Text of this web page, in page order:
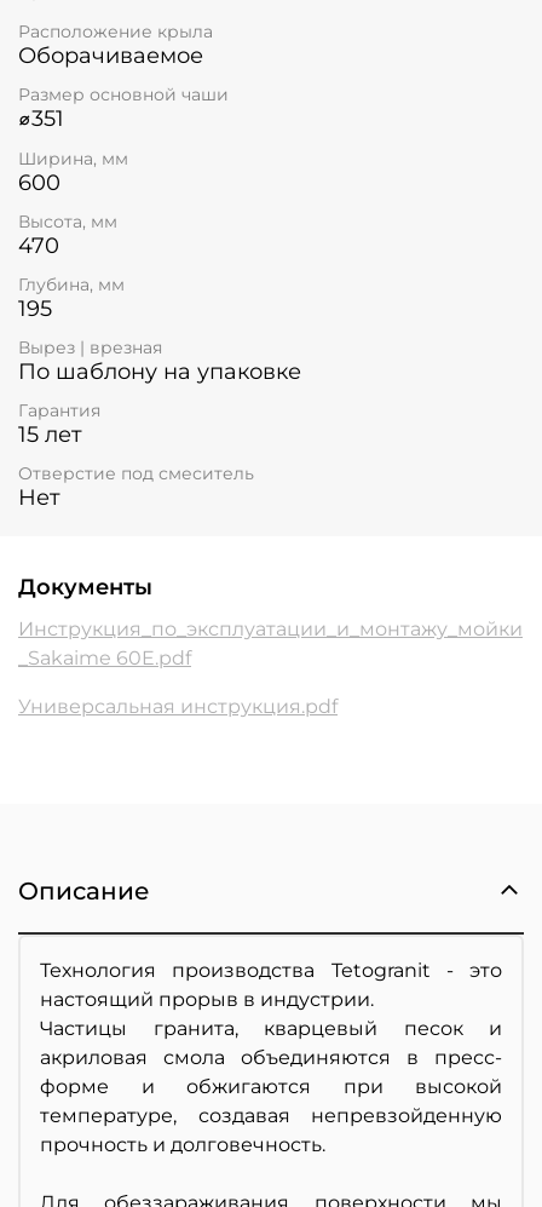
Расположение крыла
Оборачиваемое
Размер основной чаши
⌀351
Ширина, мм
600
Высота, мм
470
Глубина, мм
195
Вырез | врезная
По шаблону на упаковке
Гарантия
15 лет
Отверстие под смеситель
Нет
Документы
Инструкция_по_эксплуатации_и_монтажу_мойки
_Sakaime 60E.pdf
Универсальная инструкция.pdf
Описание
Технология производства Tetogranit - это
настоящий прорыв в индустрии.
Частицы гранита, кварцевый песок и
акриловая смола объединяются в пресс-
форме и обжигаются при высокой
температуре, создавая непревзойденную
прочность и долговечность.